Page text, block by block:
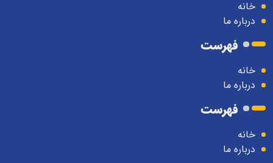
خانه
درباره ما
فهرست
خانه
درباره ما
فهرست
خانه
درباره ما